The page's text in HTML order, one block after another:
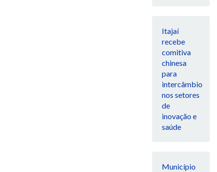
Itajaí
recebe
comitiva
chinesa
para
intercâmbio
nos setores
de
inovação e
saúde
Município